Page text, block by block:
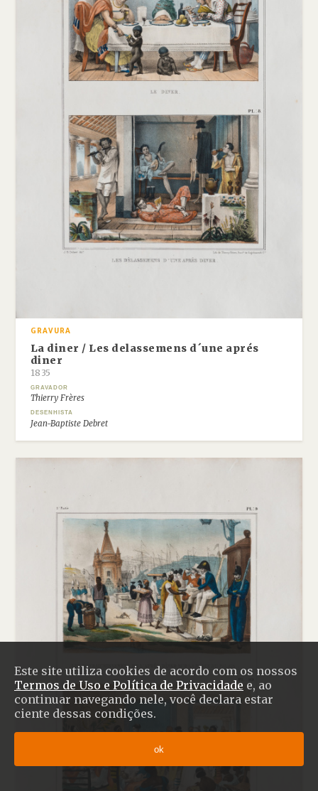
Este site utiliza cookies de acordo com os nossos
Termos de Uso e Política de Privacidade e, ao
continuar navegando nele, você declara estar
ciente dessas condições.
ok
GRAVURA
La diner / Les delassemens d´une aprés
diner
1835
GRAVADOR
Thierry Frères
DESENHISTA
Jean-Baptiste Debret